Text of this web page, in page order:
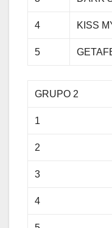
4 KISS
5
GRUPO 2
1
2
3
4